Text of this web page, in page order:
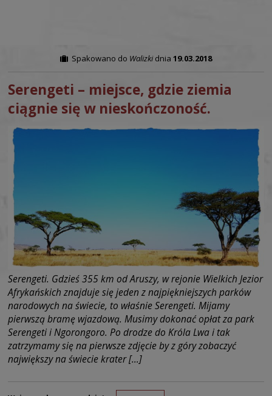
Spakowano do Walizkidnia 19.03.2018
Serengeti – miejsce, gdzie ziemia
ciągnie się w nieskończoność.
Serengeti. Gdzieś 355 km od Aruszy, w rejonie Wielkich Jezior
Afrykańskich znajduje się jeden z najpiękniejszych parków
narodowych na świecie, to właśnie Serengeti. Mijamy
pierwszą bramę wjazdową. Musimy dokonać opłat za park
Serengeti i Ngorongoro. Po drodze do Króla Lwa i tak
zatrzymamy się na pierwsze zdjęcie by z góry zobaczyć
największy na świecie krater […]